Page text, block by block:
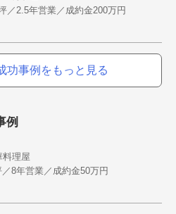
／2.5年営業／成約金200万円
功事例をもっと見る
例
理屋
8年営業／成約金50万円